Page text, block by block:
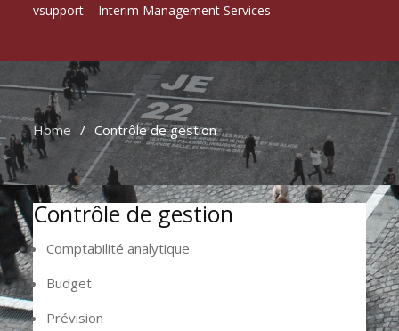
vsupport – Interim Management Services
Home Contrôle de gestion
Contrôle de gestion
Comptabilité analytique
Budget
Prévision